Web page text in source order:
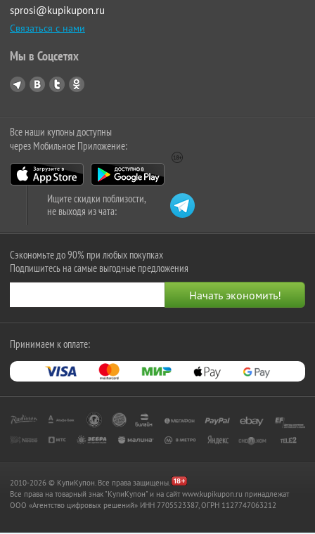
sprosi@kupikupon.ru
Связаться с нами
Мы в Соцсетях
Все наши купоны доступны
через Мобильное Приложение:
Ищите скидки поблизости,
не выходя из чата:
Сэкономьте до 90% при любых покупках
Подпишитесь на самые выгодные предложения
Принимаем к оплате:
2010-2026 © КупиКупон. Все права защищены.
Все права на товарный знак "КупиКупон" и на сайт www.kupikupon.ru принадлежат
OOO «Агентство цифровых решений» ИНН 7705523387, ОГРН 1127747063212